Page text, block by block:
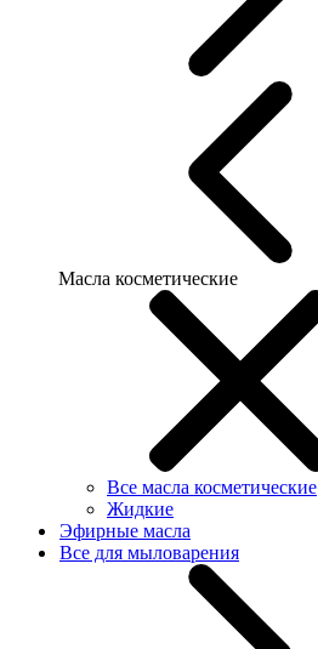
Масла косметические
Все масла косметические
Жидкие
Эфирные масла
Все для мыловарения